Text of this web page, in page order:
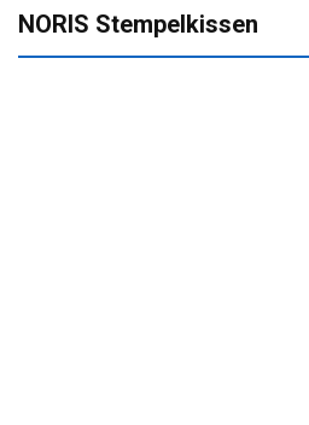
NORIS Stempelkissen